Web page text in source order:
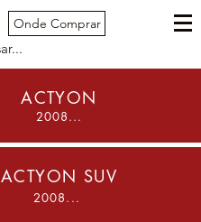
Onde Comprar
ACTYON
2008...
ACTYON SUV
2008...